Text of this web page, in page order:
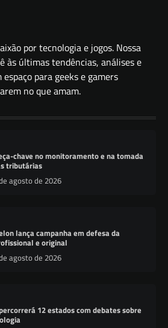
por tecnologia e jogos. Nossa
às últimas tendências, análises e
para geeks e gamers
no que amam.
chave no monitoramento e na tomada
tributárias
agosto de 2026
lança campanha em defesa da
e original
agosto de 2026
12 estados com debates sobre